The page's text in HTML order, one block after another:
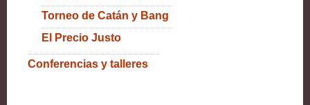
Torneo de Catán y Bang
El Precio Justo
Conferencias y talleres